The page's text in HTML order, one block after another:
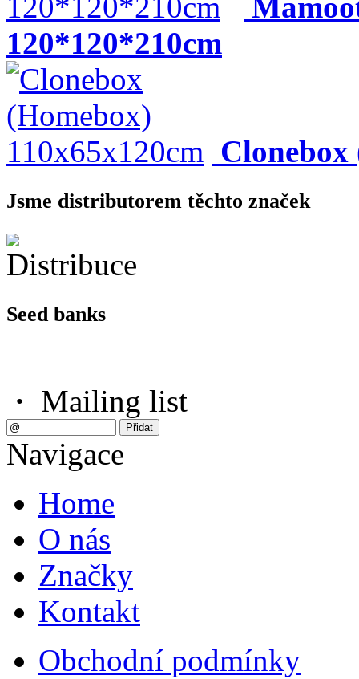
120*120*210cm
Clonebox
Jsme distributorem těchto značek
Seed banks
· Mailing list
Navigace
Home
O nás
Značky
Kontakt
Obchodní podmínky